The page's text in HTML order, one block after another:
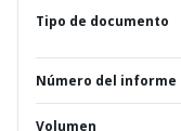
Tipo de documento
Número del informe
Volumen